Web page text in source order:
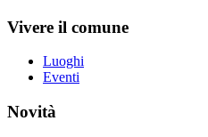
Vivere il comune
Luoghi
Eventi
Novità